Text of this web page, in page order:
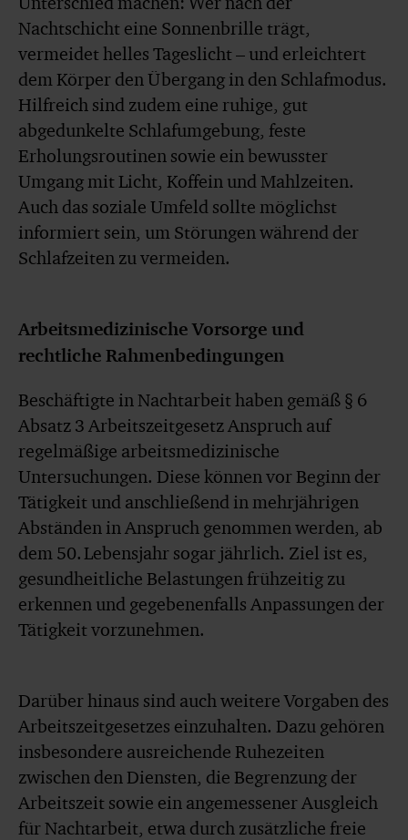
Nachtschicht eine Sonnenbrille trägt,
vermeidet helles Tageslicht – und erleichtert
dem Körper den Übergang in den Schlafmodus.
Hilfreich sind zudem eine ruhige, gut
abgedunkelte Schlafumgebung, feste
Erholungsroutinen sowie ein bewusster
Umgang mit Licht, Koffein und Mahlzeiten.
Auch das soziale Umfeld sollte möglichst
informiert sein, um Störungen während der
Schlafzeiten zu vermeiden.
Arbeitsmedizinische Vorsorge und
rechtliche Rahmenbedingungen
Beschäftigte in Nachtarbeit haben gemäß § 6
Absatz 3 Arbeitszeitgesetz Anspruch auf
regelmäßige arbeitsmedizinische
Untersuchungen. Diese können vor Beginn der
Tätigkeit und anschließend in mehrjährigen
Abständen in Anspruch genommen werden, ab
dem 50. Lebensjahr sogar jährlich. Ziel ist es,
gesundheitliche Belastungen frühzeitig zu
erkennen und gegebenenfalls Anpassungen der
Tätigkeit vorzunehmen.
Darüber hinaus sind auch weitere Vorgaben des
Arbeitszeitgesetzes einzuhalten. Dazu gehören
insbesondere ausreichende Ruhezeiten
zwischen den Diensten, die Begrenzung der
Arbeitszeit sowie ein angemessener Ausgleich
für Nachtarbeit, etwa durch zusätzliche freie